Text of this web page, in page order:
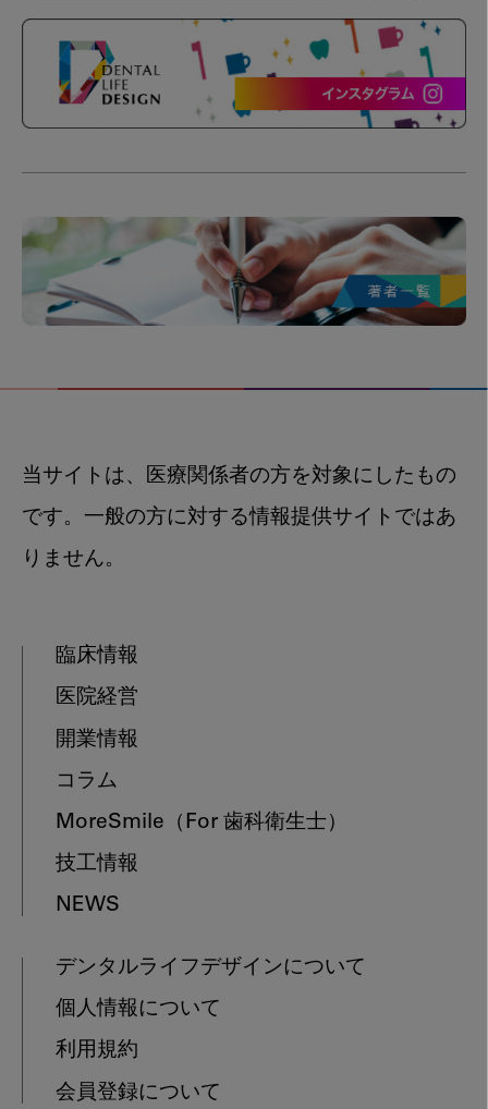
当サイトは、医療関係者の方を対象にしたもの
です。一般の方に対する情報提供サイトではあ
りません。
臨床情報
医院経営
開業情報
コラム
MoreSmile （For 歯科衛生士）
技工情報
NEWS
デンタルライフデザインについて
個人情報について
利用規約
会員登録について